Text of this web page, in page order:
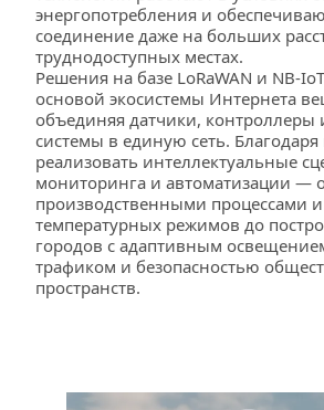
энергопотребления и
соединение даже на больших
труднодоступных местах.
Решения на базе LoRaWAN и NB-
основой экосистемы Интернета
объединяя датчики, контроллеры
системы в единую сеть.
реализовать интеллектуальные
мониторинга и автоматизации —
производственными процессами
температурных режимов до
городов с адаптивным
трафиком и безопасностью
пространств.